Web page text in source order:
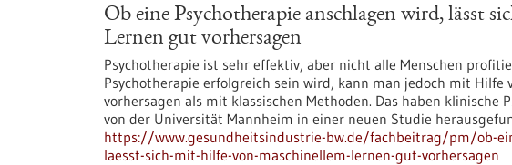
Ob eine Psychotherapie anschlagen wird, lässt
Lernen gut vorhersagen
Psychotherapie ist sehr effektiv, aber nicht alle Menschen
Psychotherapie erfolgreich sein wird, kann man jedoch mit Hilfe
vorhersagen als mit klassischen Methoden. Das haben klinische
von der Universität Mannheim in einer neuen Studie
https://www.gesundheitsindustrie-bw.de/fachbeitrag/pm/ob-
laesst-sich-mit-hilfe-von-maschinellem-lernen-gut-vorhersagen